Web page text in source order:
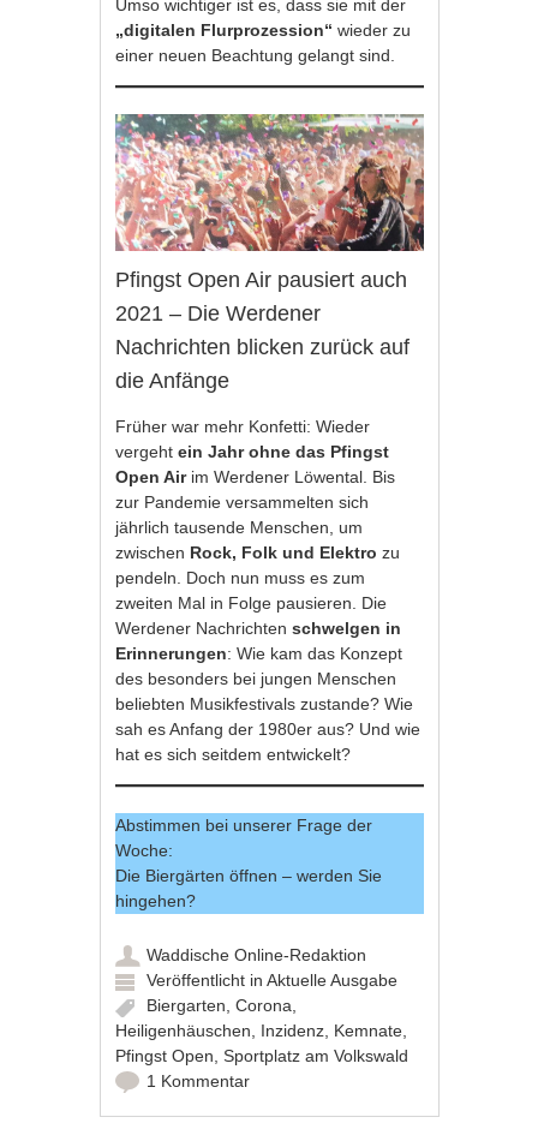
Umso wichtiger ist es, dass sie mit der
„digitalen Flurprozession“ wieder zu
einer neuen Beachtung gelangt sind.
Pfingst Open Air pausiert auch
2021 – Die Werdener
Nachrichten blicken zurück auf
die Anfänge
Früher war mehr Konfetti: Wieder
vergehtein Jahr ohne das Pfingst
Open Air im Werdener Löwental. Bis
zur Pandemie versammelten sich
jährlich tausende Menschen, um
zwischen Rock, Folk und Elektro zu
pendeln. Doch nun muss es zum
zweiten Mal in Folge pausieren. Die
Werdener Nachrichtenschwelgen in
Erinnerungen: Wie kam das Konzept
des besonders bei jungen Menschen
beliebten Musikfestivals zustande? Wie
sah es Anfang der 1980er aus? Und wie
hat es sich seitdem entwickelt?
Abstimmen bei unserer Frage der
Woche:
Die Biergärten öffnen – werden Sie
hingehen?
Waddische Online-Redaktion
Veröffentlicht inAktuelle Ausgabe
Biergarten ,Corona
Heiligenhäuschen
Inzidenz Kemnate
Pfingst Open ,Sportplatz am Volkswald
1 Kommentar